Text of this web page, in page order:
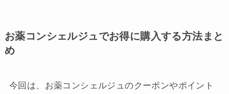
お薬コンシェルジュでお得に購入する方法まと
め
今回は、お薬コンシェルジュのクーポンやポイント